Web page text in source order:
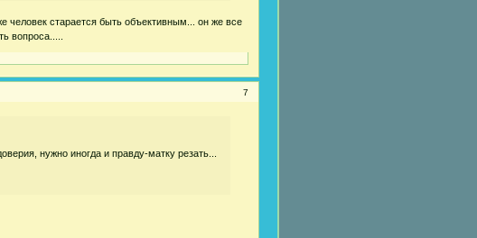
человек старается быть объективным... он же все
вопроса.....
7
нужно иногда и правду-матку резать...